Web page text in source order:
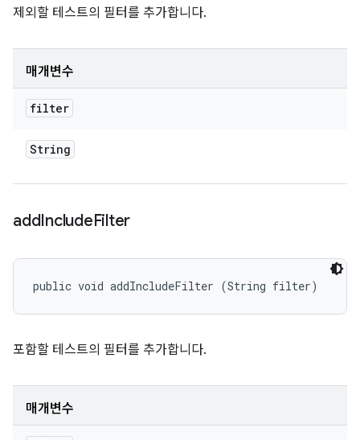
제외할 테스트의 필터를 추가합니다.
매개변수
filter
String
addIncludeFilter
public void addIncludeFilter (String filter)
포함할 테스트의 필터를 추가합니다.
매개변수